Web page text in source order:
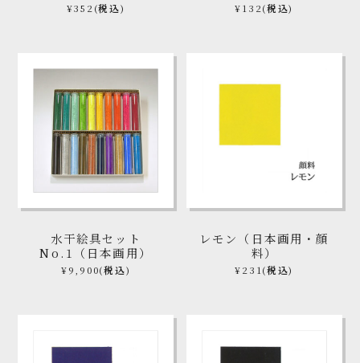
¥352 (税込) ¥132(税込)
水干絵具セット
No.1（日本画用）
¥9,900(税込)
レモン（日本画用・顔
料）
¥231 (税込)